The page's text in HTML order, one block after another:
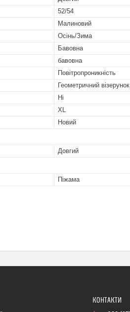
52/54
Малиновий
Осінь/Зима
Бавовна
бавовна
Повітропроникність
Геометричний візерунок
Ні
XL
Новий
Довгий
Піжама